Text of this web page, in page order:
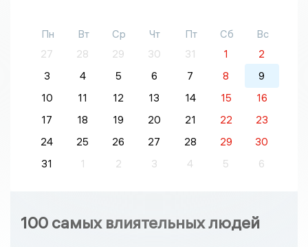
Пн Вт Ср Чт Пт Сб
Вс
27
28 29 30 31 1
2
3
4 5 6 7 8
9
10
11 12 13 14 15
16
17
18 19 20 21 22
23
24
25 26 27 28 29
30
31
1 2 3 4 5 6
100 самых влиятельных людей